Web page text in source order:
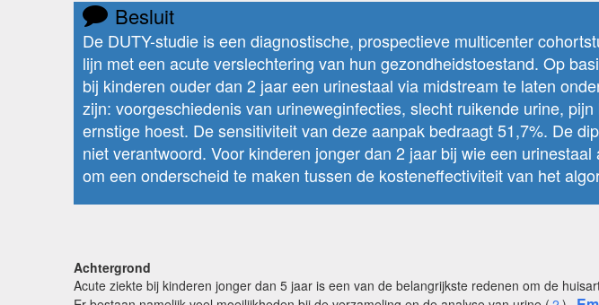
Besluit
De DUTY-studie is een diagnostische, prospectieve multicenter
lijn met een acute verslechtering van hun gezondheidstoestand. Op
bij kinderen ouder dan 2 jaar een urinestaal via midstream te laten
zijn: voorgeschiedenis van urineweginfecties, slecht ruikende urine,
ernstige hoest. De sensitiviteit van deze aanpak bedraagt 51,7%. De
niet verantwoord. Voor kinderen jonger dan 2 jaar bij wie een
om een onderscheid te maken tussen de kosteneffectiviteit van het
Achtergrond
Acute ziekte bij kinderen jonger dan 5 jaar is een van de belangrijkste redenen om de